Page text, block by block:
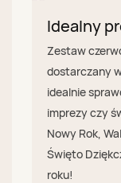
Idealny
Zestaw
dostarczany
idealnie
imprezy czy
Nowy Rok,
Święto
roku!